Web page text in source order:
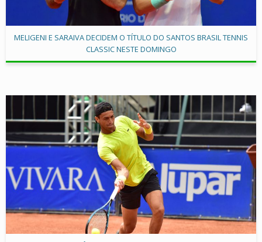
MELIGENI E SARAIVA DECIDEM O TÍTULO DO SANTOS BRASIL TENNIS
CLASSIC NESTE DOMINGO